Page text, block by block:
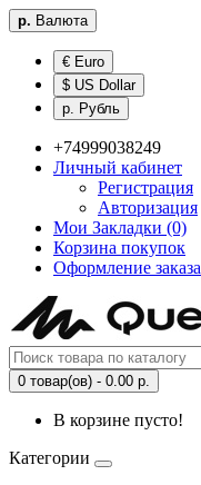
р. Валюта
€ Euro
$ US Dollar
р. Рубль
+74999038249
Личный кабинет
Регистрация
Авторизация
Мои Закладки (0)
Корзина покупок
Оформление заказа
0 товар(ов) - 0.00 р.
В корзине пусто!
Категории